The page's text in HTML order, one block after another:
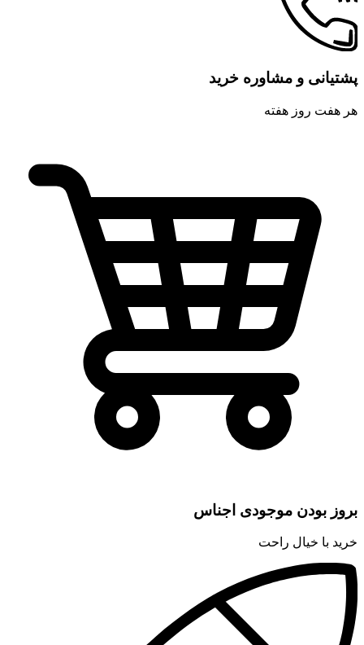
پشتیانی و مشاوره خرید
هر هفت روز هفته
بروز بودن موجودی اجناس
خرید با خیال راحت